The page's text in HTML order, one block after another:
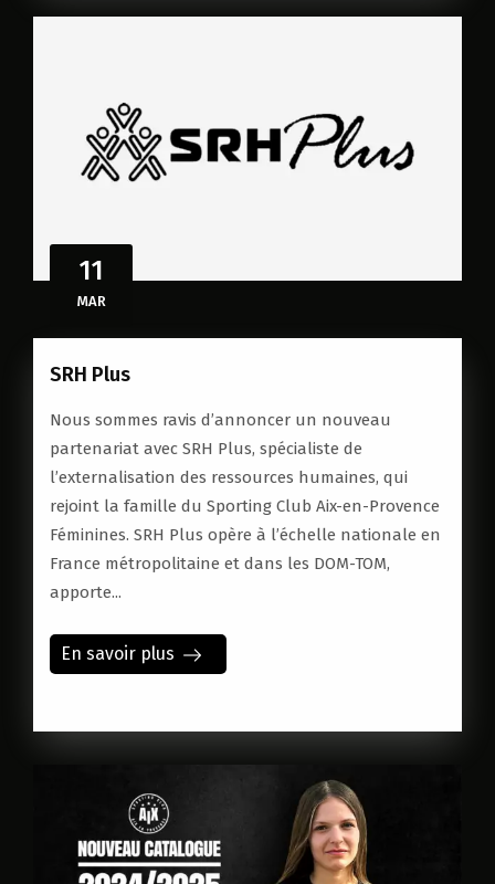
11
MAR
SRH Plus
Nous sommes ravis d’annoncer un nouveau
partenariat avec SRH Plus, spécialiste de
l’externalisation des ressources humaines, qui
rejoint la famille du Sporting Club Aix-en-Provence
Féminines. SRH Plus opère à l’échelle nationale en
France métropolitaine et dans les DOM-TOM,
apporte...
En savoir plus